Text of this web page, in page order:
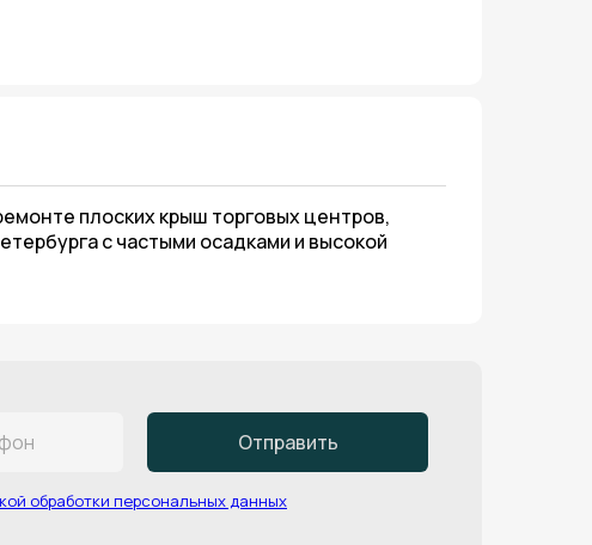
плоских крыш торговых центров,
с частыми осадками и высокой
Отправить
обработки персональных данных